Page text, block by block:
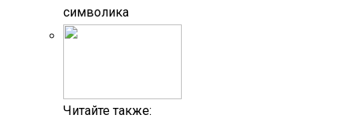
символика
Читайте также: